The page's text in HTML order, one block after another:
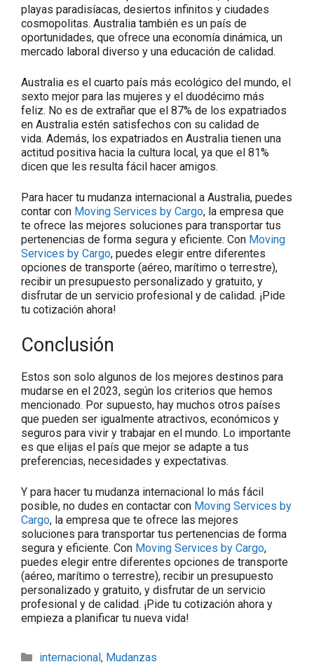
playas paradisíacas, desiertos infinitos y ciudades
cosmopolitas. Australia también es un país de
oportunidades, que ofrece una economía dinámica, un
mercado laboral diverso y una educación de calidad.
Australia es el cuarto país más ecológico del mundo, el
sexto mejor para las mujeres y el duodécimo más
feliz. No es de extrañar que el 87% de los expatriados
en Australia estén satisfechos con su calidad de
vida. Además, los expatriados en Australia tienen una
actitud positiva hacia la cultura local, ya que el 81%
dicen que les resulta fácil hacer amigos.
Para hacer tu mudanza internacional a Australia, puedes
contar con Moving Services by Cargo, la empresa que
te ofrece las mejores soluciones para transportar tus
pertenencias de forma segura y eficiente. Con Moving
Services by Cargo, puedes elegir entre diferentes
opciones de transporte (aéreo, marítimo o terrestre),
recibir un presupuesto personalizado y gratuito, y
disfrutar de un servicio profesional y de calidad. ¡Pide
tu cotización ahora!
Conclusión
Estos son solo algunos de los mejores destinos para
mudarse en el 2023, según los criterios que hemos
mencionado. Por supuesto, hay muchos otros países
que pueden ser igualmente atractivos, económicos y
seguros para vivir y trabajar en el mundo. Lo importante
es que elijas el país que mejor se adapte a tus
preferencias, necesidades y expectativas.
Y para hacer tu mudanza internacional lo más fácil
posible, no dudes en contactar con Moving Services by
Cargo, la empresa que te ofrece las mejores
soluciones para transportar tus pertenencias de forma
segura y eficiente. Con Moving Services by Cargo,
puedes elegir entre diferentes opciones de transporte
(aéreo, marítimo o terrestre), recibir un presupuesto
personalizado y gratuito, y disfrutar de un servicio
profesional y de calidad. ¡Pide tu cotización ahora y
empieza a planificar tu nueva vida!
internacional, Mudanzas